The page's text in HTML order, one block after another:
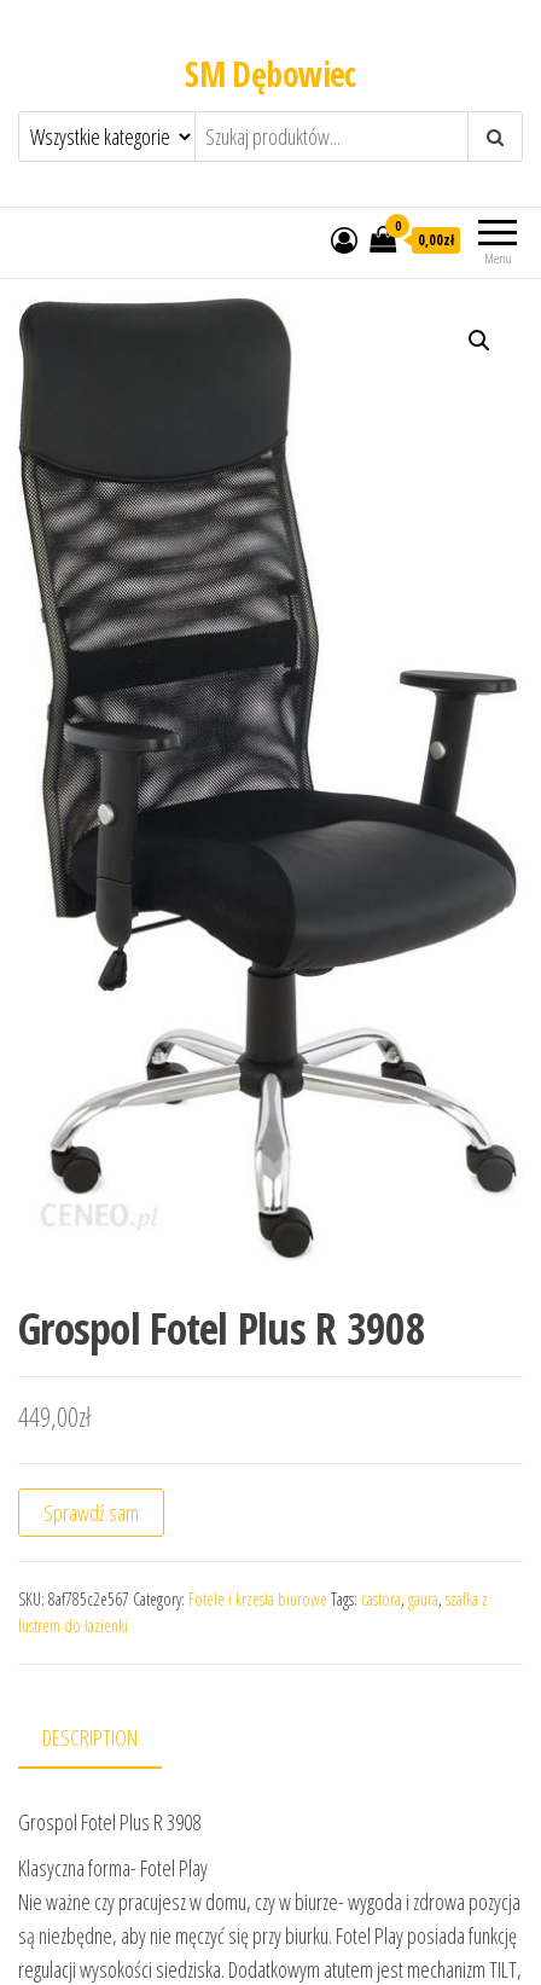
SM Dębowiec
Menu
0
0,00zł
Grospol Fotel Plus R 3908
449,00zł
Sprawdź sam
SKU: 8af785c2e567 Category: Fotele i krzesła biurowe Tags: castora, gaura, szafka z
lustrem do łazienki
DESCRIPTION
Grospol Fotel Plus R 3908
Klasyczna forma- Fotel Play
Nie ważne czy pracujesz w domu, czy w biurze- wygoda i zdrowa pozycja
są niezbędne, aby nie męczyć się przy biurku. Fotel Play posiada funkcję
regulacji wysokości siedziska. Dodatkowym atutem jest mechanizm TILT,